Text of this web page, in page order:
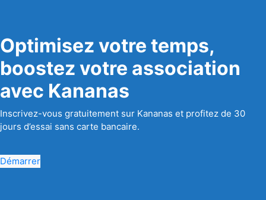
Optimisez votre temps,
boostez votre association
avec Kananas
Inscrivez-vous gratuitement sur Kananas et profitez de 30
jours d’essai sans carte bancaire.
Démarrer